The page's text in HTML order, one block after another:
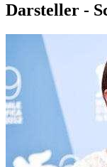
Darsteller -